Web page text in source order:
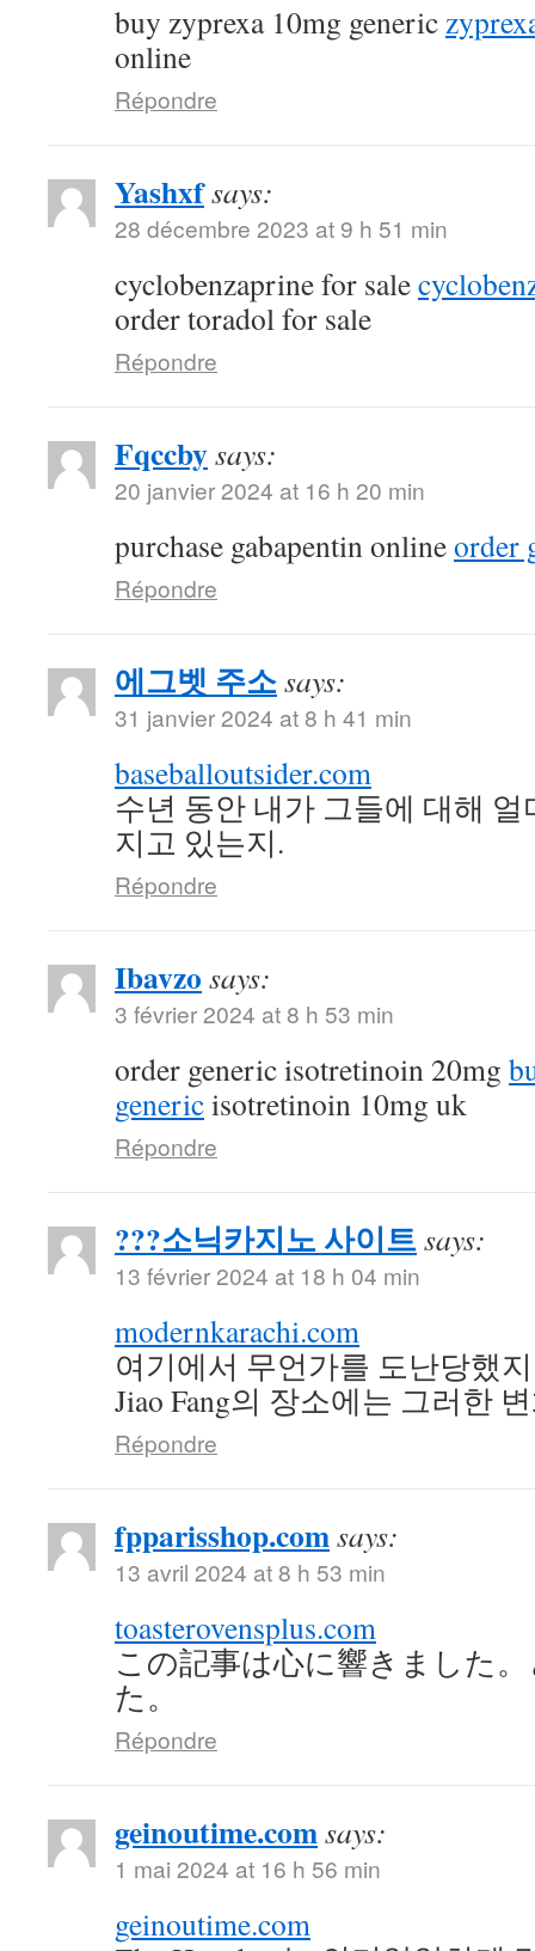
buy zyprexa 10mg generic
online
Répondre
Yashxfsays:
28 décembre 2023 at 9 h 51 min
cyclobenzaprine for sale
order toradol for sale
Répondre
Fqccbysays:
20 janvier 2024 at 16 h 20 min
purchase gabapentin onlineorder
Répondre
에그벳 주소says:
31 janvier 2024 at 8 h 41 min
baseballoutsider.com
수년 동안 내가 그들에 대해
지고 있는지.
Répondre
Ibavzo says:
3 février 2024 at 8 h 53 min
order generic isotretinoin 20mg
genericisotretinoin 10mg uk
Répondre
???소닉카지노 사이트says:
13 février 2024 at 18 h 04 min
modernkarachi.com
여기에서 무언가를 도난당했
Jiao Fang의 장소에는 그러한
Répondre
fpparisshop.comsays:
13 avril 2024 at 8 h 53 min
toasterovensplus.com
この記事は心に響きました
た。
Répondre
geinoutime.comsays:
1 mai 2024 at 16 h 56 min
geinoutime.com